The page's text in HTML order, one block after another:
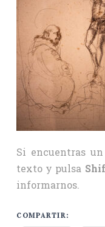
Si encuentras
texto y pulsa
informarnos.
COMPARTIR: